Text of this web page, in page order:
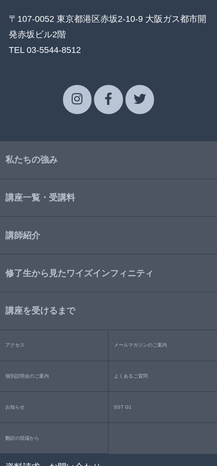
〒107-0052 東京都港区赤坂2-10-9 大阪ガス都市開
発赤坂ビル2階
TEL 03-5544-8512
私たちの強み
講座一覧・受講料
講師紹介
修了生から見たワイズインフィニティ
講座を受けるまで
アクセス メールマガジンのご案内
個別説明会のご案内 よくあるご質問
お知らせ SST G1
翻訳の現場から